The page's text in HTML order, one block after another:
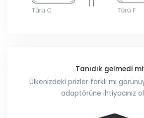
Tanıdık gelmedi
Ülkenizdeki prizler farklı mı
adaptörüne ihtiyacınız